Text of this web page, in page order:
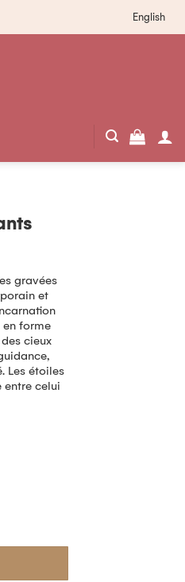
English
gravées
et
forme
cieux
Les étoiles
entre celui